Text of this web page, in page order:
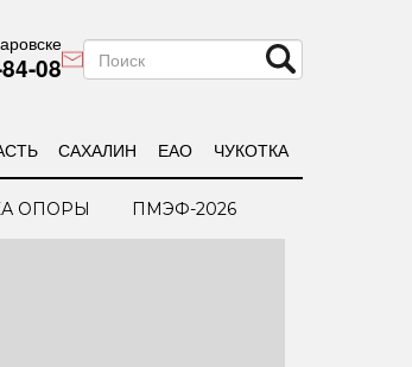
08
САХАЛИН ЕАО ЧУКОТКА
ОПОРЫ ПМЭФ-2026